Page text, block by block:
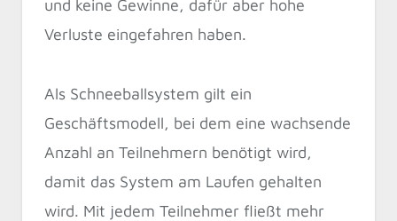
und keine Gewinne, dafür aber hohe
Verluste eingefahren haben.
Als Schneeballsystem gilt ein
Geschäftsmodell, bei dem eine wachsende
Anzahl an Teilnehmern benötigt wird,
damit das System am Laufen gehalten
wird. Mit jedem Teilnehmer fließt mehr